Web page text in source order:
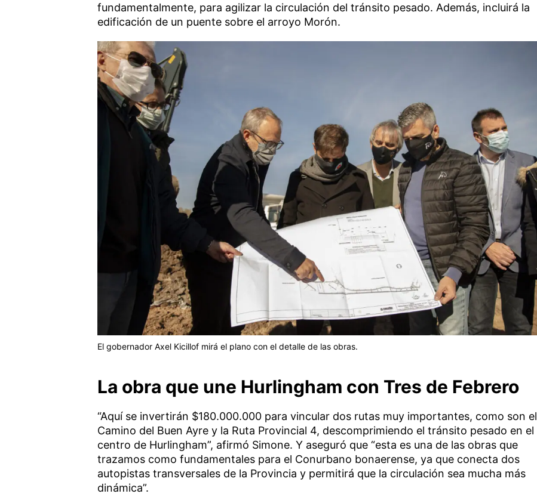
fundamentalmente, para agilizar la circulación del tránsito pesado. Además, incluirá la
edificación de un puente sobre el arroyo Morón.
El gobernador Axel Kicillof mirá el plano con el detalle de las obras.
La obra que une Hurlingham con Tres de Febrero
“Aquí se invertirán $180.000.000 para vincular dos rutas muy importantes, como son el
Camino del Buen Ayre y la Ruta Provincial 4, descomprimiendo el tránsito pesado en el
centro de Hurlingham”, afirmó Simone. Y aseguró que “esta es una de las obras que
trazamos como fundamentales para el Conurbano bonaerense, ya que conecta dos
autopistas transversales de la Provincia y permitirá que la circulación sea mucha más
dinámica”.